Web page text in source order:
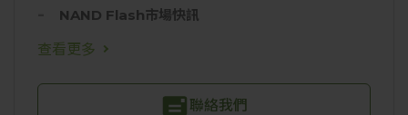
NAND Flash市場快訊
查看更多
聯絡我們